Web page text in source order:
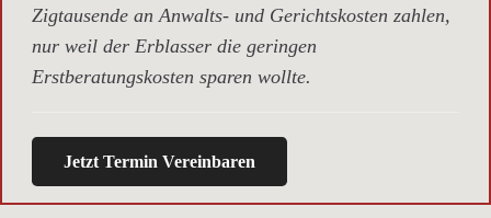
Zigtausende an Anwalts- und Gerichtskosten zahlen,
nur weil der Erblasser die geringen
Erstberatungskosten sparen wollte.
Jetzt Termin Vereinbaren